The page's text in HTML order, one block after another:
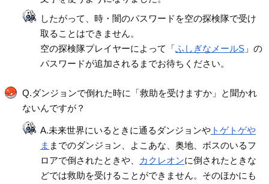
したがって、時・闇のパスワードを空の探検隊で受け
取ることはできません。
空の探検隊プレイヤーによって「ふしぎなメールS 」の
パスワードが追加されるまでお待ちください。
Q.ダンジョンで倒れた時に「救助を受けますか」と聞かれ
ないんですが？
A.未来世界にいるときに通るダンジョンや トゲトゲや
ま までのダンジョン、よこあな、奥地、ボスのいるフ
ロアで倒されたときや、
カクレオンに倒されたときな
どでは救助を受けることができません。そのほかにも